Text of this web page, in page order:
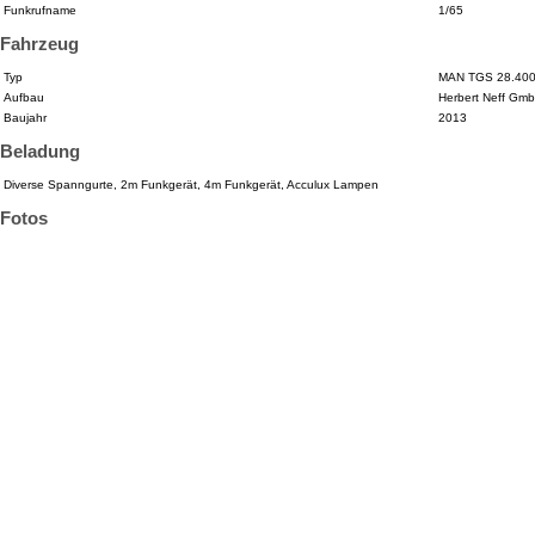
Funkrufname 1/65
Fahrzeug
Typ
MAN TGS 28.400
Aufbau
Herbert Neff
Baujahr
2013
Beladung
Diverse Spanngurte, 2m Funkgerät, 4m Funkgerät, Acculux Lampen
Fotos